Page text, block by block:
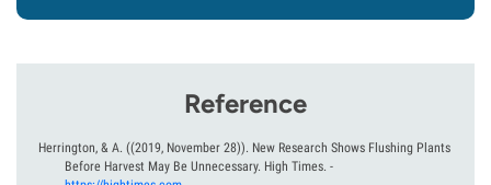
Reference
Herrington, & A. ((2019, November 28)). New Research Shows Flushing Plants
Before Harvest May Be Unnecessary. High Times. -